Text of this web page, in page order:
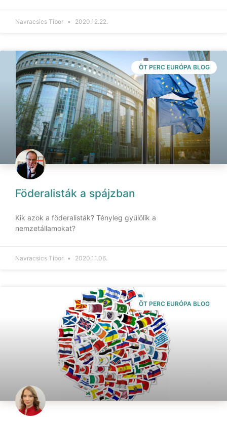
Navracsics Tibor 2020.12.22.
ÖT PERC EURÓPA BLOG
Föderalisták a spájzban
Kik azok a föderalisták? Tényleg gyűlölik a
nemzetállamokat?
Navracsics Tibor 2020.11.06.
ÖT PERC EURÓPA BLOG